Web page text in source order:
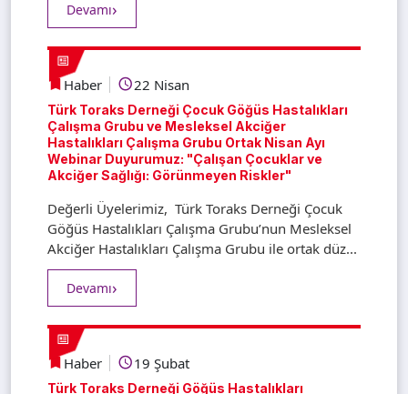
Devamı
Haber 22 Nisan
Türk Toraks Derneği Çocuk Göğüs Hastalıkları
Çalışma Grubu ve Mesleksel Akciğer
Hastalıkları Çalışma Grubu Ortak Nisan Ayı
Webinar Duyurumuz: "Çalışan Çocuklar ve
Akciğer Sağlığı: Görünmeyen Riskler"
Değerli Üyelerimiz, Türk Toraks Derneği Çocuk
Göğüs Hastalıkları Çalışma Grubu’nun Mesleksel
Akciğer Hastalıkları Çalışma Grubu ile ortak düz...
Devamı
Haber 19 Şubat
Türk Toraks Derneği Göğüs Hastalıkları